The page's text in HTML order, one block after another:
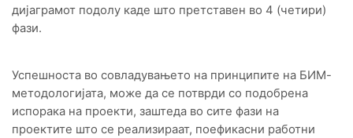
дијаграмот подолу каде што претставен во 4 (четири)
фази.
Успешноста во совладувањето на принципите на БИМ-
методологијата, може да се потврди со подобрена
испорака на проекти, заштеда во сите фази на
проектите што се реализираат, поефикасни работни